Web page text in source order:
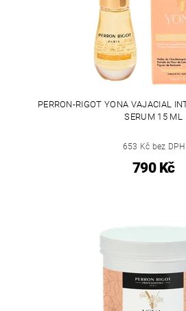
PERRON-RIGOT YONA VAJACIAL
SERUM 15 ML
653 Kč bez DPH
790 Kč